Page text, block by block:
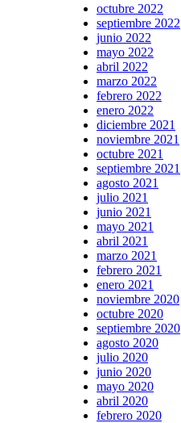
octubre 2022
septiembre 2022
junio 2022
mayo 2022
abril 2022
marzo 2022
febrero 2022
enero 2022
diciembre 2021
noviembre 2021
octubre 2021
septiembre 2021
agosto 2021
julio 2021
junio 2021
mayo 2021
abril 2021
marzo 2021
febrero 2021
enero 2021
noviembre 2020
octubre 2020
septiembre 2020
agosto 2020
julio 2020
junio 2020
mayo 2020
abril 2020
febrero 2020